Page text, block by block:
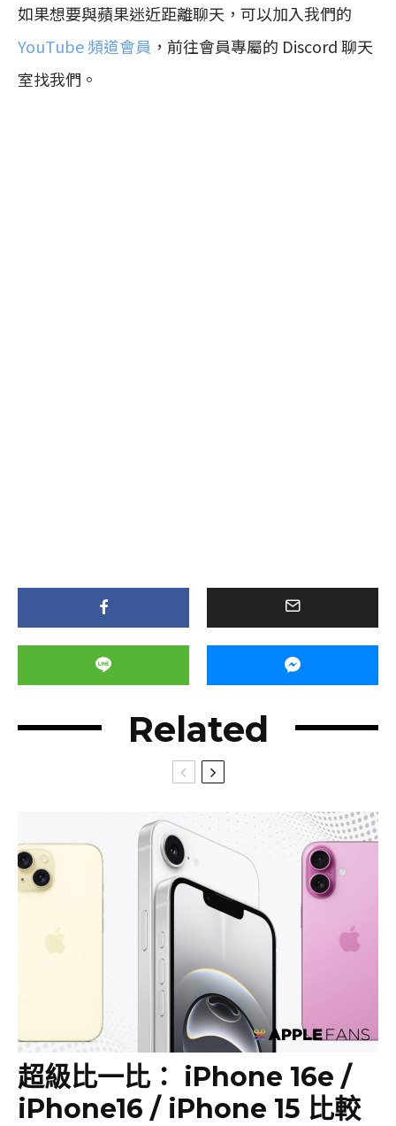
如果想要與蘋果迷近距離聊天，可以加入我們的
YouTube 頻道會員 ，前往會員專屬的 Discord 聊天
室找我們。
Related
超級比一比： iPhone 16e /
iPhone16 / iPhone 15 比較